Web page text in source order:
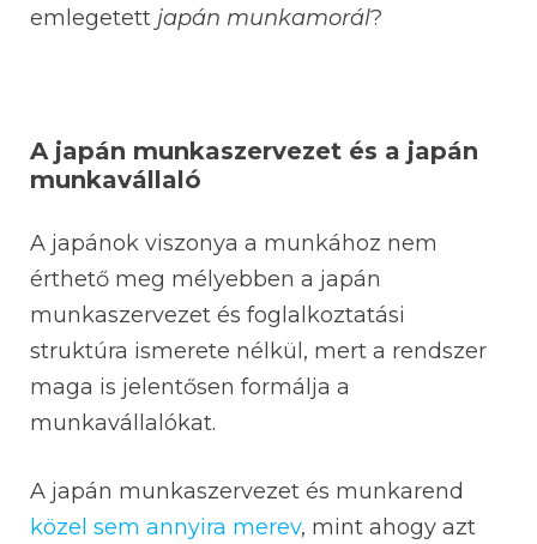
emlegetett japán munkamorál?
A japán munkaszervezet és a japán
munkavállaló
A japánok viszonya a munkához nem
érthető meg mélyebben a japán
munkaszervezet és foglalkoztatási
struktúra ismerete nélkül, mert a rendszer
maga is jelentősen formálja a
munkavállalókat.
A japán munkaszervezet és munkarend
közel sem annyira merev, mint ahogy azt